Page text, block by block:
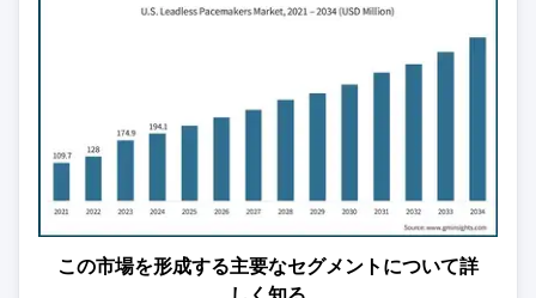
この市場を形成する主要なセグメントについて詳